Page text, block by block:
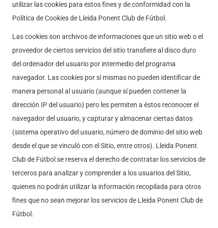
utilizar las cookies para estos fines y de conformidad con la
Política de Cookies de Lleida Ponent Club de Fútbol.
Las cookies son archivos de informaciones que un sitio web o el
proveedor de ciertos servicios del sitio transfiere al disco duro
del ordenador del usuario por intermedio del programa
navegador. Las cookies por sí mismas no pueden identificar de
manera personal al usuario (aunque sí pueden contener la
dirección IP del usuario) pero les permiten a éstos reconocer el
navegador del usuario, y capturar y almacenar ciertas datos
(sistema operativo del usuario, número de dominio del sitio web
desde el que se vinculó con el Sitio, entre otros). Lleida Ponent
Club de Fútbol se reserva el derecho de contratar los servicios de
terceros para analizar y comprender a los usuarios del Sitio,
quienes no podrán utilizar la información recopilada para otros
fines que no sean mejorar los servicios de Lleida Ponent Club de
Fútbol.